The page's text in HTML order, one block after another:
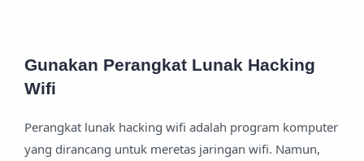
Gunakan Perangkat Lunak Hacking
Wifi
Perangkat lunak hacking wifi adalah program komputer
yang dirancang untuk meretas jaringan wifi. Namun,